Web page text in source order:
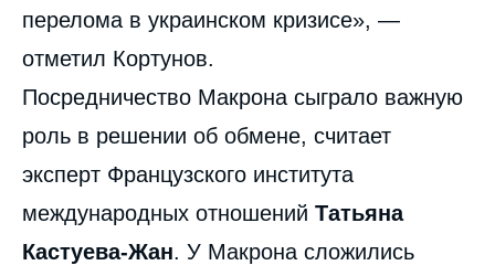
перелома в украинском кризисе», —
отметил Кортунов.
Посредничество Макрона сыграло важную
роль в решении об обмене, считает
эксперт Французского института
международных отношений Татьяна
Кастуева-Жан. У Макрона сложились